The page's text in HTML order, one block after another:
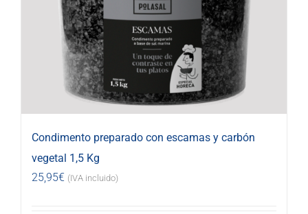
Condimento preparado con escamas y carbón
vegetal 1,5 Kg
25,95€ (IVA incluido)